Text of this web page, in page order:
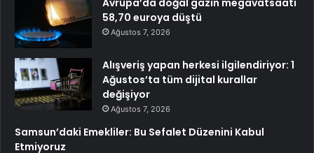
Avrupa’da doğal gazın megavatsaati
58,70 euroya düştü
Ağustos 7, 2026
Alışveriş yapan herkesi ilgilendiriyor: 1
Ağustos’ta tüm dijital kurallar
değişiyor
Ağustos 7, 2026
Samsun’daki Emekliler: Bu Sefalet Düzenini Kabul
Etmiyoruz